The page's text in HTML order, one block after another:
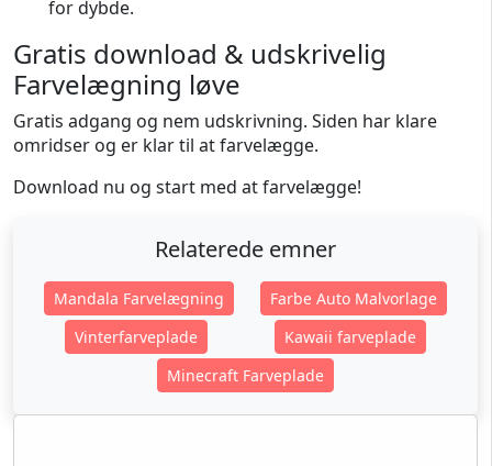
for dybde.
Gratis download & udskrivelig
Farvelægning løve
Gratis adgang og nem udskrivning. Siden har klare
omridser og er klar til at farvelægge.
Download nu og start med at farvelægge!
Relaterede emner
Mandala Farvelægning
Farbe Auto Malvorlage
Vinterfarveplade
Kawaii farveplade
Minecraft Farveplade